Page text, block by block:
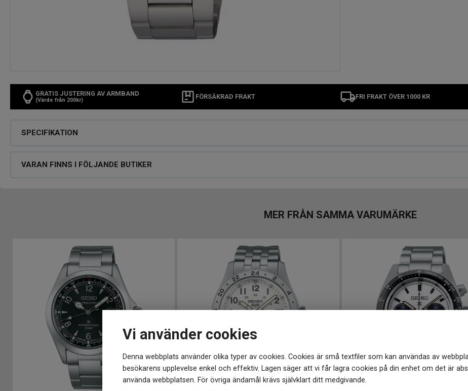
Vi använder cookies
Denna webbplats använder olika typer av cookies. Cookies är små textfiler som kan användas av
besökarens upplevelse enkel och effektiv. Lagen säger att vi får lagra cookies på din enhet om det är
använda webbplatsen. För övriga ändamål krävs självklart ditt medgivande.
GRATIS JUSTERING AV ARMBAND
(Värde från 200kr) FÖRSÄKRAD FRAKT FRI FRAKT ÖVER 1000 KR
SPECIFIKATION
VARAN FINNS I FÖLJANDE BUTIKER
MER FRÅN SAMMA VARUMÄRKE